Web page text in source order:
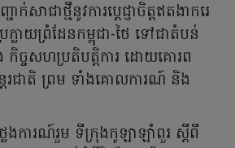
សាជាថ្មីនូវការប្តេជ្ញាចិត្តឥតងាករេ
ែក្លាយព្រំដែនកម្ពុជា-ថៃ ទៅជាតំបន់
កិច្ចសហប្រតិបត្តិការ ដោយគោរព
រជាតិ ព្រម ទាំងគោលការណ៍ និង
លែងការណ៍រួម ទីក្រុងកូឡាឡាំពួរ ស្តីពី